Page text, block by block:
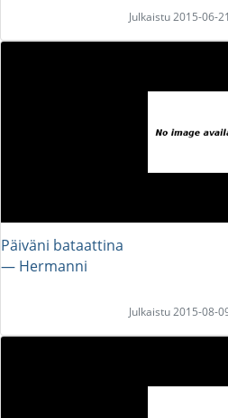
Julkaistu 2015-06-
Päiväni bataattina
― Hermanni
Julkaistu 2015-08-